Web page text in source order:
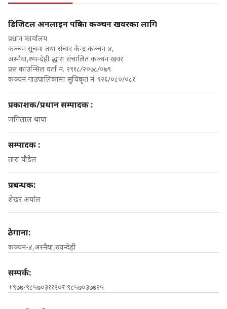
डिजिटल अनलाइन पत्रिका कञ्चन खवरका लागि
प्रधान कार्यालय
कञ्चन सूचना तथा संचार केन्द्र कञ्चन-४,
अस्नैया,रुपन्देही द्धारा संचालित कञ्चन खवर
प्रस काउन्सिल दर्ता नं. २९१८/२०७८/०७९
कञ्चन गाउपालिकामा सुचिकृत नं. १२६/०८०/०८१
प्रकाशक/प्रधान सम्पादक :
जगिलाल थापा
सम्पादक :
तारा पौडेल
प्रबन्धक:
शेखर अर्याल
ठेगाना:
कञ्चन-४,अस्नैया,रुपन्देही
सम्पर्क:
+९७७-९८५७०३११२०र ९८५७०३७७२५